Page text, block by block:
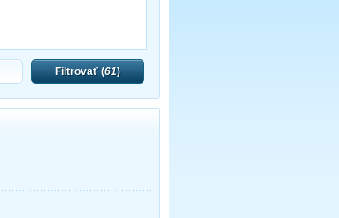
Filtrovať (61)